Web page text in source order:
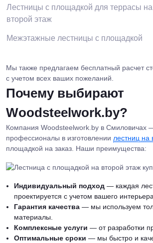
Лестницы с площадкой для террасы на
второй этаж
Межэтажные лестницы с площадкой
Мы также предлагаем бесплатный расчет
с учетом всех ваших пожеланий.
Почему выбирают
Woodsteelwork.by?
Компания Woodsteelwork.by в Смиловичах
профессионалы в изготовлении лестниц на
площадкой на заказ. Наши преимущества:
Индивидуальный подход — каждая
проектируется с учетом вашего
Гарантия качества — мы используем
материалы.
Комплексные услуги — от разработки
Оптимальные сроки — мы быстро и